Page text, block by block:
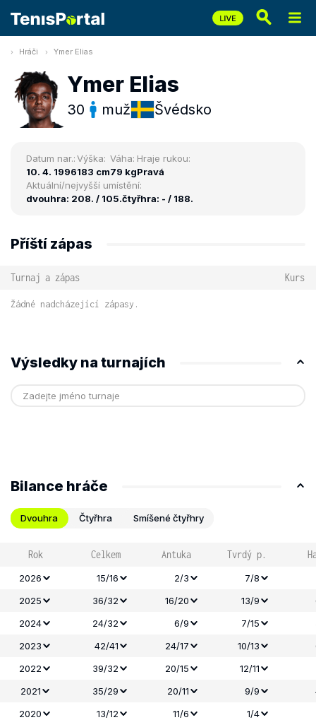
Hráči Ymer Elias
Ymer Elias
30 muž Švédsko
Datum nar.:
10. 4. 1996
Výška:
183 cm
Váha:
79 kg
Hraje rukou:
Pravá
Aktuální/nejvyšší umístění:
dvouhra: 208. / 105.čtyřhra: - / 188.
Příští zápas
Turnaj a zápas Kurs
Žádné nadcházející zápasy.
Výsledky na turnajích
Bilance hráče
Dvouhra Čtyřhra Smíšené čtyřhry
Rok Celkem Antuka Tvrdý p.
2026 15/16 2/3
7/8
2025
36/32 16/20 13/9
2024
24/32 6/9 7/15
2023
42/41 24/17 10/13
2022
39/32 20/15
12/11
2021
35/29 20/11 9/9
2020
13/12 11/6
1/4